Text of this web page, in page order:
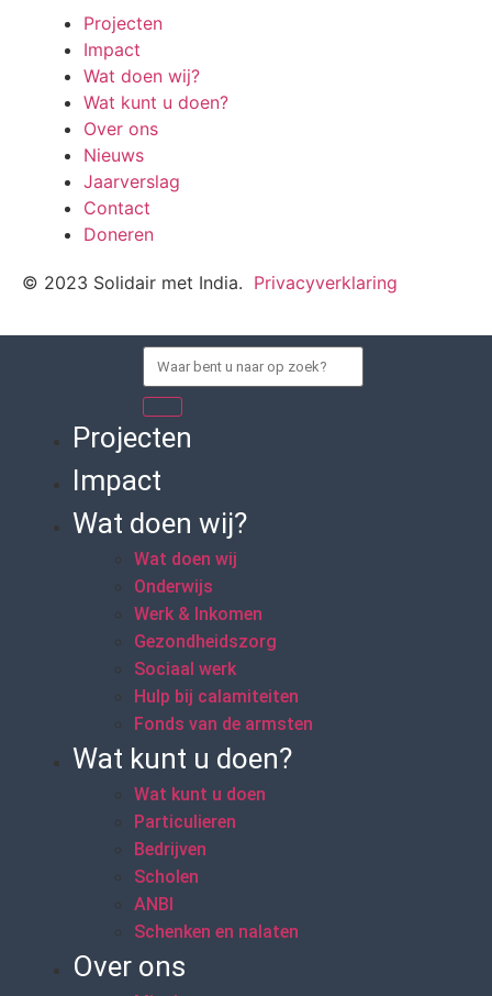
Projecten
Impact
Wat doen wij?
Wat kunt u doen?
Over ons
Nieuws
Jaarverslag
Contact
Doneren
© 2023 Solidair met India. Privacyverklaring
Projecten
Impact
Wat doen wij?
Wat doen wij
Onderwijs
Werk & Inkomen
Gezondheidszorg
Sociaal werk
Hulp bij calamiteiten
Fonds van de armsten
Wat kunt u doen?
Wat kunt u doen
Particulieren
Bedrijven
Scholen
ANBI
Schenken en nalaten
Over ons